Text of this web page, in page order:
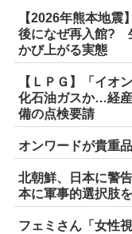
【2026年熊本地
後になぜ再入館?
かび上がる実態
【ＬＰＧ】「イオ
化石油ガスか…経
備の点検要請
オンワードが貴重
北朝鮮、日本に警
本に軍事的選択肢を
フェミさん「女性